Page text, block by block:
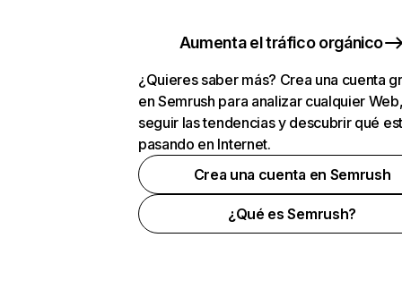
Aumenta el tráfico orgánico
¿Quieres saber más? Crea una cuenta
en Semrush para analizar cualquier
seguir las tendencias y descubrir qué
pasando en Internet.
Crea una cuenta en Semrush
¿Qué es Semrush?